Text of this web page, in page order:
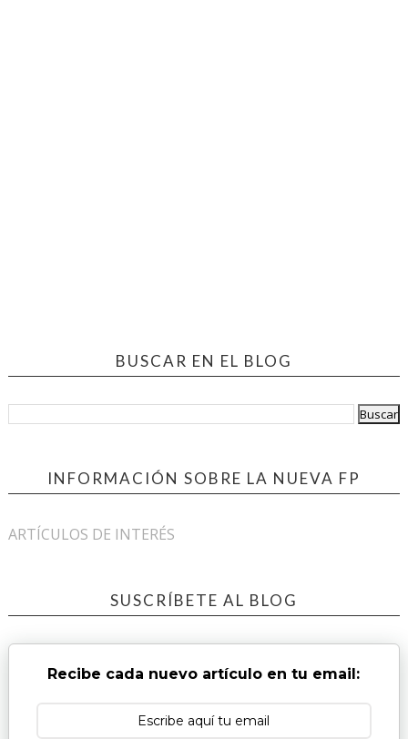
BUSCAR EN EL BLOG
INFORMACIÓN SOBRE LA NUEVA FP
ARTÍCULOS DE INTERÉS
SUSCRÍBETE AL BLOG
Recibe cada nuevo artículo en tu email: